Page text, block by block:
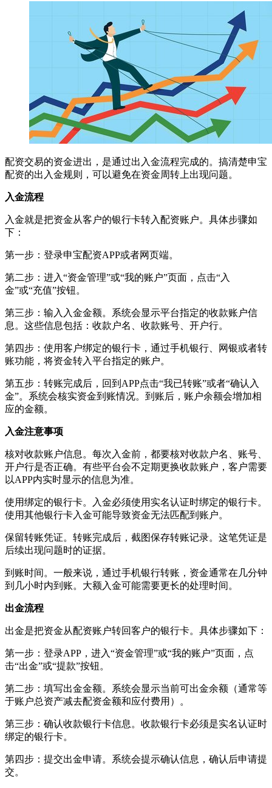
配资交易的资金进出，是通过出入金流程完成的。搞清楚申宝
配资的出入金规则，可以避免在资金周转上出现问题。
入金流程
入金就是把资金从客户的银行卡转入配资账户。具体步骤如
下：
第一步：登录申宝配资APP或者网页端。
第二步：进入“资金管理”或“我的账户”页面，点击“入
金”或“充值”按钮。
第三步：输入入金金额。系统会显示平台指定的收款账户信
息。这些信息包括：收款户名、收款账号、开户行。
第四步：使用客户绑定的银行卡，通过手机银行、网银或者转
账功能，将资金转入平台指定的账户。
第五步：转账完成后，回到APP点击“我已转账”或者“确认入
金”。系统会核实资金到账情况。到账后，账户余额会增加相
应的金额。
入金注意事项
核对收款账户信息。每次入金前，都要核对收款户名、账号、
开户行是否正确。有些平台会不定期更换收款账户，客户需要
以APP内实时显示的信息为准。
使用绑定的银行卡。入金必须使用实名认证时绑定的银行卡。
使用其他银行卡入金可能导致资金无法匹配到账户。
保留转账凭证。转账完成后，截图保存转账记录。这笔凭证是
后续出现问题时的证据。
到账时间。一般来说，通过手机银行转账，资金通常在几分钟
到几小时内到账。大额入金可能需要更长的处理时间。
出金流程
出金是把资金从配资账户转回客户的银行卡。具体步骤如下：
第一步：登录APP，进入“资金管理”或“我的账户”页面，点
击“出金”或“提款”按钮。
第二步：填写出金金额。系统会显示当前可出金余额（通常等
于账户总资产减去配资金额和应付费用）。
第三步：确认收款银行卡信息。收款银行卡必须是实名认证时
绑定的银行卡。
第四步：提交出金申请。系统会提示确认信息，确认后申请提
交。